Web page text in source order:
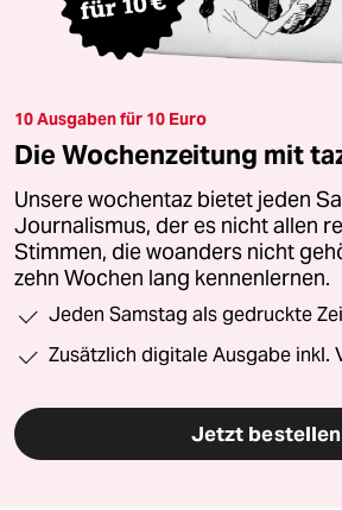
10 Ausgaben für 10 Euro
Die Wochenzeitung mit
Unsere wochentaz bietet jeden
Journalismus, der es nicht allen
Stimmen, die woanders nicht
zehn Wochen lang kennenlernen.
Jeden Samstag als gedruckte
Zusätzlich digitale Ausgabe inkl.
Jetzt bestellen